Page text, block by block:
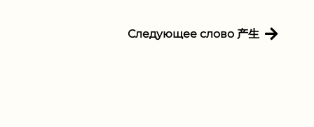
Следующее слово 产生